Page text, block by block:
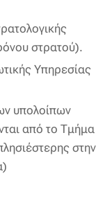
στρατού).
Υπηρεσίας
υπολοίπων
από τo Τμήμα
στην